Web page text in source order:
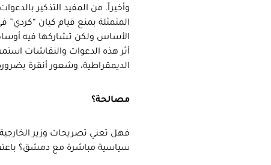
وأخيراً، من المفيد التذكير
المتمثلة بمنع قيام كيان
الأساس ولكن تشاركها فيه
أثر هذه الدعوات والنقاشات
الديمقراطية، وشعور أنقرة
مصالحة؟
فهل تعني تصريحات وزير
سياسية مباشرة مع دمشق؟